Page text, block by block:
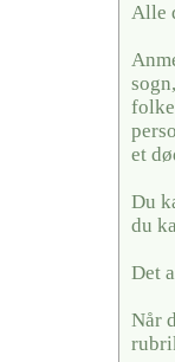
Alle
et
Du
du
Det
Når